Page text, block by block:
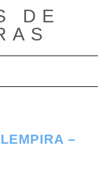
DE
de navegación
–